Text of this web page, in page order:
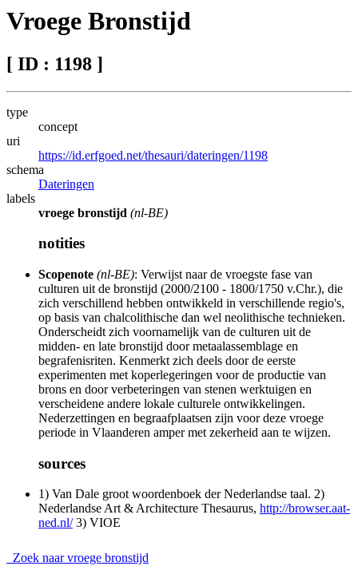
Vroege Bronstijd
[ ID : 1198 ]
type
concept
uri
https://id.erfgoed.net/thesauri/dateringen/1198
schema
Dateringen
labels
vroege bronstijd (nl-BE)
notities
Scopenote (nl-BE): Verwijst naar de vroegste fase van
culturen uit de bronstijd (2000/2100 - 1800/1750 v.Chr.), die
zich verschillend hebben ontwikkeld in verschillende regio's,
op basis van chalcolithische dan wel neolithische technieken.
Onderscheidt zich voornamelijk van de culturen uit de
midden- en late bronstijd door metaalassemblage en
begrafenisriten. Kenmerkt zich deels door de eerste
experimenten met koperlegeringen voor de productie van
brons en door verbeteringen van stenen werktuigen en
verscheidene andere lokale culturele ontwikkelingen.
Nederzettingen en begraafplaatsen zijn voor deze vroege
periode in Vlaanderen amper met zekerheid aan te wijzen.
sources
1) Van Dale groot woordenboek der Nederlandse taal. 2)
Nederlandse Art & Architecture Thesaurus, http://browser.aat-
ned.nl/3) VIOE
Zoek naar vroege bronstijd